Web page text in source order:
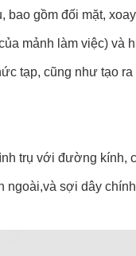
gồm đối mặt,
mảnh làm việc) và
tạp, cũng như tạo
trụ với đường kính,
ngoài,và sợi dây